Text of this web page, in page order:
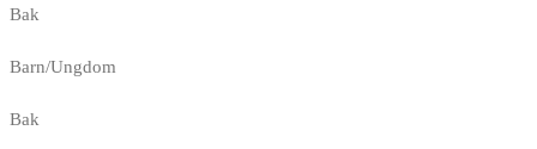
Bak
Barn/Ungdom
Bak